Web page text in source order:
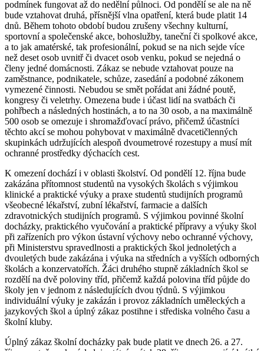
podmínek fungovat až do nedělní půlnoci. Od pondělí se ale na ně
bude vztahovat druhá, přísnější vlna opatření, která bude platit 14
dnů. Během tohoto období budou zrušeny všechny kulturní,
sportovní a společenské akce, bohoslužby, taneční či spolkové akce,
a to jak amatérské, tak profesionální, pokud se na nich sejde více
než deset osob uvnitř či dvacet osob venku, pokud se nejedná o
členy jedné domácnosti. Zákaz se nebude vztahovat pouze na
zaměstnance, podnikatele, schůze, zasedání a podobné zákonem
vymezené činnosti. Nebudou se smět pořádat ani žádné poutě,
kongresy či veletrhy. Omezena bude i účast lidí na svatbách či
pohřbech a následných hostinách, a to na 30 osob, a na maximálně
500 osob se omezuje i shromažďovací právo, přičemž účastníci
těchto akcí se mohou pohybovat v maximálně dvacetičlenných
skupinkách udržujících alespoň dvoumetrové rozestupy a musí mít
ochranné prostředky dýchacích cest.
K omezení dochází i v oblasti školství. Od pondělí 12. října bude
zakázána přítomnost studentů na vysokých školách s výjimkou
klinické a praktické výuky a praxe studentů studijních programů
všeobecné lékařství, zubní lékařství, farmacie a dalších
zdravotnických studijních programů. S výjimkou povinné školní
docházky, praktického vyučování a praktické přípravy a výuky škol
při zařízeních pro výkon ústavní výchovy nebo ochranné výchovy,
při Ministerstvu spravedlnosti a praktických škol jednoletých a
dvouletých bude zakázána i výuka na středních a vyšších odborných
školách a konzervatořích. Žáci druhého stupně základních škol se
rozdělí na dvě poloviny tříd, přičemž každá polovina tříd půjde do
školy jen v jednom z následujících dvou týdnů. S výjimkou
individuální výuky je zakázán i provoz základních uměleckých a
jazykových škol a úplný zákaz postihne i střediska volného času a
školní kluby.
Úplný zákaz školní docházky pak bude platit ve dnech 26. a 27.